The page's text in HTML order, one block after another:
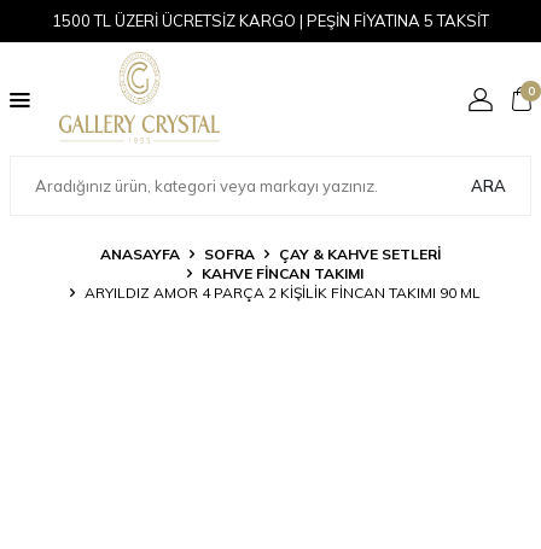
1500 TL ÜZERİ ÜCRETSİZ KARGO | PEŞİN FİYATINA 5 TAKSİT
ARA
0
ANASAYFA SOFRA
ÇAY & KAHVE SETLERI
KAHVE FINCAN TAKIMI
ARYILDIZ AMOR 4 PARÇA 2 KIŞILIK FINCAN TAKIMI 90 ML